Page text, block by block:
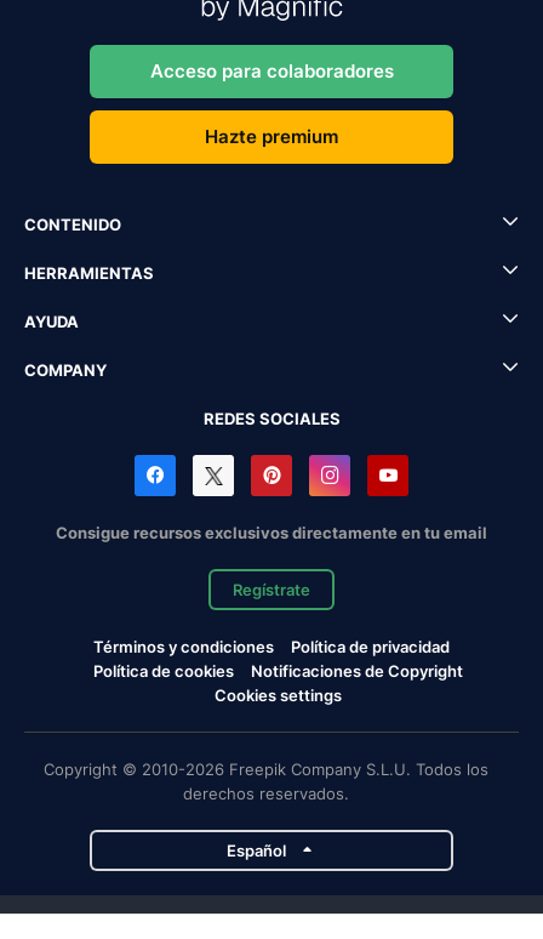
Acceso para colaboradores
Hazte premium
CONTENIDO
HERRAMIENTAS
AYUDA
COMPANY
REDES SOCIALES
Consigue recursos exclusivos directamente en tu email
Regístrate
Términos y condiciones
Política de privacidad
Política de cookies
Notificaciones de Copyright
Cookies settings
Copyright © 2010-2026 Freepik Company S.L.U. Todos los
derechos reservados.
Español